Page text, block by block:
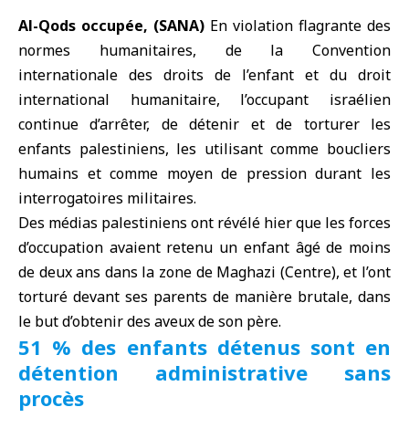
Al-Qods occupée, (SANA) En violation flagrante des
normes humanitaires, de la Convention
internationale des droits de l’enfant et du droit
international humanitaire, l’occupant israélien
continue d’arrêter, de détenir et de torturer les
enfants palestiniens, les utilisant comme boucliers
humains et comme moyen de pression durant les
interrogatoires militaires.
Des médias palestiniens ont révélé hier que les forces
d’occupation avaient retenu un enfant âgé de moins
de deux ans dans la zone de Maghazi (Centre), et l’ont
torturé devant ses parents de manière brutale, dans
le but d’obtenir des aveux de son père.
51 % des enfants détenus sont en
détention administrative sans
procès